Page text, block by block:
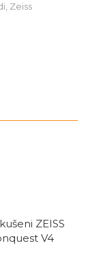
Zeiss
ZEISS
V4